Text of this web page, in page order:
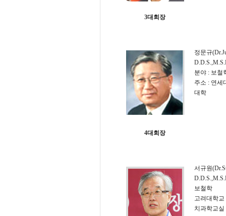
3대회장
정문규
분야 : 보철
주소 : 연세
대학
4대회장
서규원
보철학
고려대학
치과학교실